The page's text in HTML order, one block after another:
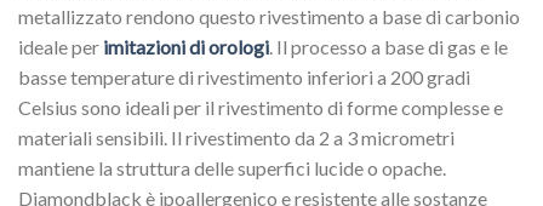
metallizzato rendono questo rivestimento a base di carbonio
ideale per imitazioni di orologi. Il processo a base di gas e le
basse temperature di rivestimento inferiori a 200 gradi
Celsius sono ideali per il rivestimento di forme complesse e
materiali sensibili. Il rivestimento da 2 a 3 micrometri
mantiene la struttura delle superfici lucide o opache.
Diamondblack è ipoallergenico e resistente alle sostanze